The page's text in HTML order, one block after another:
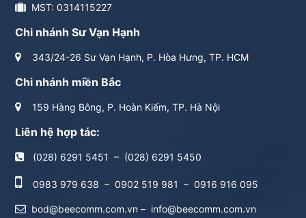
MST: 0314115227
Chi nhánh Sư Vạn Hạnh
343/24-26 Sư Vạn Hạnh, P. Hòa Hưng, TP. HCM
Chi nhánh miền Bắc
159 Hàng Bông, P. Hoàn Kiếm, TP. Hà Nội
Liên hệ hợp tác:
(028) 6291 5451 – (028) 6291 5450
0983 979 638 – 0902 519 981 – 0916 916 095
bod@beecomm.com.vn – info@beecomm.com.vn